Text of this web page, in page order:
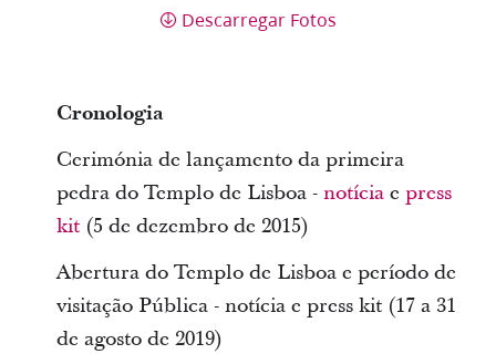
Descarregar Fotos
Cronologia
Cerimónia de lançamento da primeira
pedra do Templo de Lisboa - notíciae press
kit (5 de dezembro de 2015)
Abertura do Templo de Lisboa e período de
visitação Pública - notícia e press kit (17 a 31
de agosto de 2019)